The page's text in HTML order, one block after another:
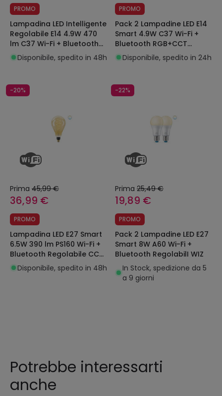
PROMO
Lampadina LED Intelligente
Regolabile E14 4.9W 470
lm C37 Wi-Fi + Bluetooth
RGB+CCT WIZ
Disponibile, spedito in 48h
PROMO
Pack 2 Lampadine LED E14
Smart 4.9W C37 Wi-Fi +
Bluetooth RGB+CCT
Selezionabile RegolabilI
WIZ
Disponibile, spedito in 24h
-20%
Prima 45,99 €
36,99 €
PROMO
Lampadina LED E27 Smart
6.5W 390 lm PS160 Wi-Fi +
Bluetooth Regolabile CCT
Selezionabile WIZ
Disponibile, spedito in 48h
-22%
Prima 25,49 €
19,89 €
PROMO
Pack 2 Lampadine LED E27
Smart 8W A60 Wi-Fi +
Bluetooth RegolabilI WIZ
In Stock, spedizione da 5
a 9 giorni
Potrebbe interessarti
anche